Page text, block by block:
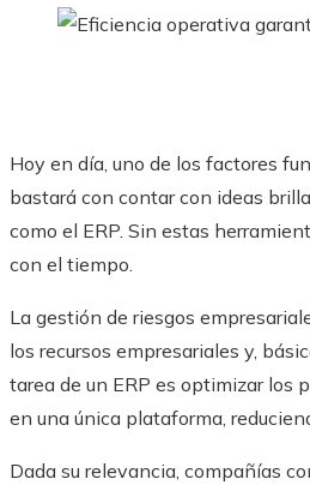
Hoy en día, uno de los factores
bastará con contar con ideas
como el ERP. Sin estas
con el tiempo.
La gestión de riesgos
los recursos empresariales y,
tarea de un ERP es optimizar los
en una única plataforma,
Dada su relevancia, compañías